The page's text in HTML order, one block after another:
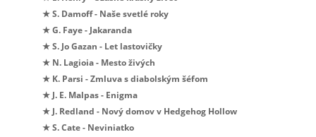
★ S. Damoff - Naše svetlé roky
★ G. Faye - Jakaranda
★ S. Jo Gazan - Let lastovičky
★ N. Lagioia - Mesto živých
★ K. Parsi - Zmluva s diabolským šéfom
★ J. E. Malpas - Enigma
★ J. Redland - Nový domov v Hedgehog Hollow
★ S. Cate - Neviniatko